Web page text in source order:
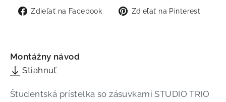
Zdieľať na Facebook
ZdieľaťZdieľať na Pinterest
Montážny návod
Stiahnuť
Študentská prístelka so zásuvkami STUDIO TRIO